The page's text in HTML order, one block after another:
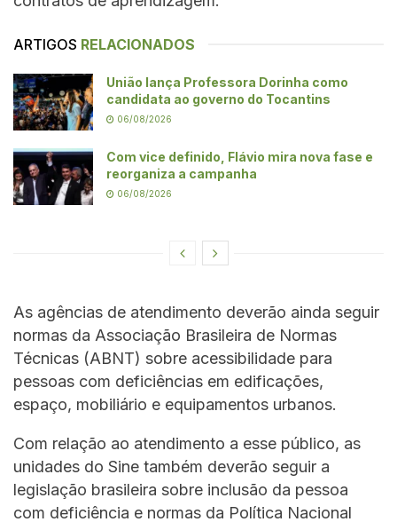
ARTIGOS RELACIONADOS
União lança Professora Dorinha como
candidata ao governo do Tocantins
06/08/2026
Com vice definido, Flávio mira nova fase e
reorganiza a campanha
06/08/2026
As agências de atendimento deverão ainda seguir
normas da Associação Brasileira de Normas
Técnicas (ABNT) sobre acessibilidade para
pessoas com deficiências em edificações,
espaço, mobiliário e equipamentos urbanos.
Com relação ao atendimento a esse público, as
unidades do Sine também deverão seguir a
legislação brasileira sobre inclusão da pessoa
com deficiência e normas da Política Nacional